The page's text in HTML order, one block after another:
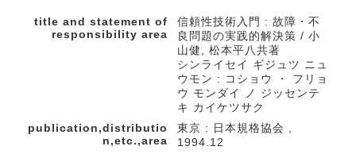
title and statement of
responsibility area
信頼性技術入門 : 故障・不
良問題の実践的解決策 / 小
山健, 松本平八共著
シンライセイ ギジュツ ニュ
ウモン : コショウ ・ フリョ
ウ モンダイ ノ ジッセンテ
キ カイケツサク
publication,distributio
n,etc.,area
東京 : 日本規格協会 ,
1994.12